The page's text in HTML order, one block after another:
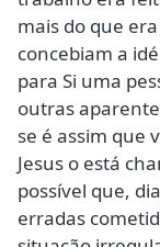
mais do que
concebiam a
para Si uma
outras
se é assim que
Jesus o está
possível que,
erradas